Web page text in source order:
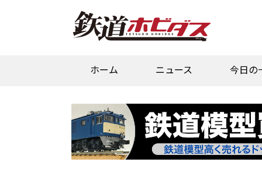
ホーム ニュース 今日の